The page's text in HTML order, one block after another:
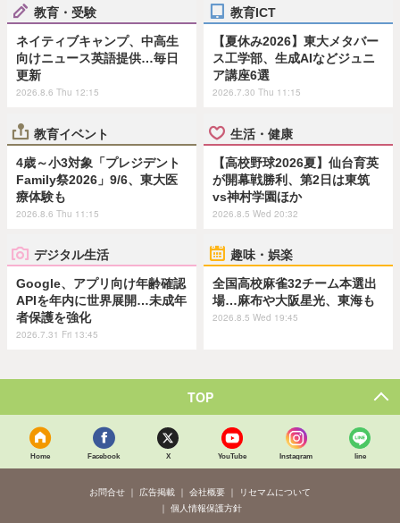
教育・受験
ネイティブキャンプ、中高生
向けニュース英語提供…毎日
更新
2026.8.6 Thu 12:15
教育ICT
【夏休み2026】東大メタバー
ス工学部、生成AIなどジュニ
ア講座6選
2026.7.30 Thu 11:15
教育イベント
4歳～小3対象「プレジデント
Family祭2026」9/6、東大医
療体験も
2026.8.6 Thu 11:15
生活・健康
【高校野球2026夏】仙台育英
が開幕戦勝利、第2日は東筑
vs神村学園ほか
2026.8.5 Wed 20:32
デジタル生活
Google、アプリ向け年齢確認
APIを年内に世界展開…未成年
者保護を強化
2026.7.31 Fri 13:45
趣味・娯楽
全国高校麻雀32チーム本選出
場…麻布や大阪星光、東海も
2026.8.5 Wed 19:45
TOP
Home Facebook X YouTube Instagram line
お問合せ 広告掲載 会社概要
リセマムについて
個人情報保護方針